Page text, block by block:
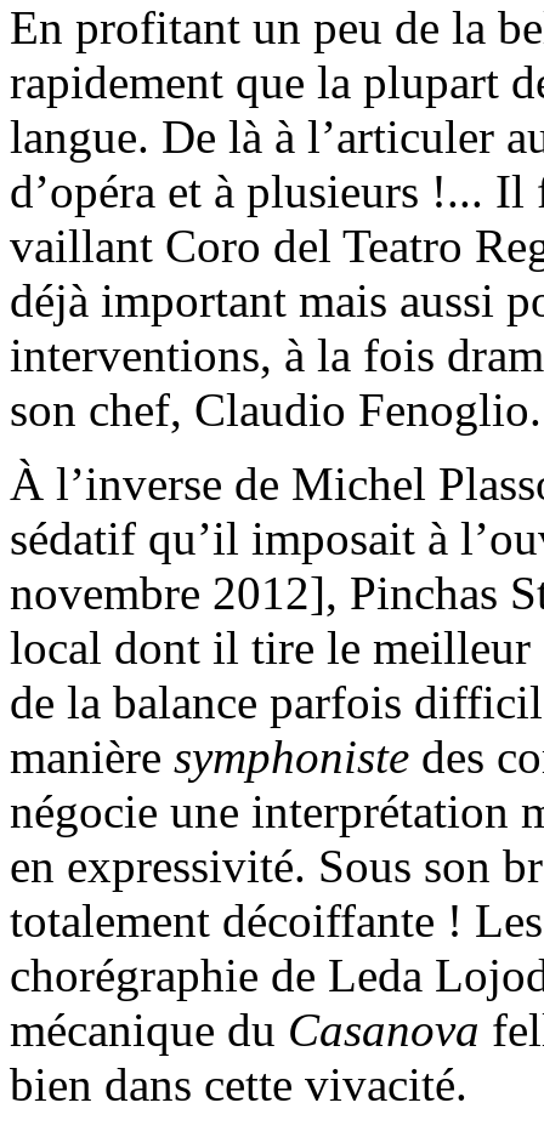
En profitant un peu de la
rapidement que la plupart
langue. De là à l’articuler
d’opéra et à plusieurs !...
vaillant Coro del Teatro
déjà important mais aussi
interventions, à la fois
son chef, Claudio Fenoglio.
À l’inverse de Michel
sédatif qu’il imposait à
novembre 2012], Pinchas
local dont il tire le meilleur
de la balance parfois
manière symphoniste des
négocie une interprétation
en expressivité. Sous son
totalement décoiffante !
chorégraphie de Leda
mécanique du Casanova
bien dans cette vivacité.